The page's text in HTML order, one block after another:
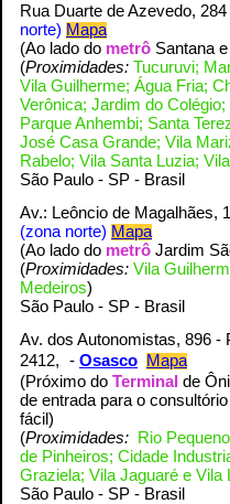
Rua Duarte de Azevedo, 284
norte) Mapa
(Ao lado do metrô Santana
(Proximidades: Tucuruvi;
Vila Guilherme; Água Fria;
Verônica; Jardim do
Parque Anhembi; Santa
José Casa Grande; Vila
Rabelo; Vila Santa Luzia;
São Paulo - SP - Brasil
Av.: Leôncio de Magalhães,
(zona norte) Mapa
(Ao lado do metrô Jardim
(Proximidades: Vila
Medeiros)
São Paulo - SP - Brasil
Av. dos Autonomistas, 896 -
2412, - Osasco Mapa
(Próximo do Terminal de
de entrada para o
fácil)
(Proximidades: Rio
de Pinheiros; Cidade
Graziela; Vila Jaguaré e Vila
São Paulo - SP - Brasil